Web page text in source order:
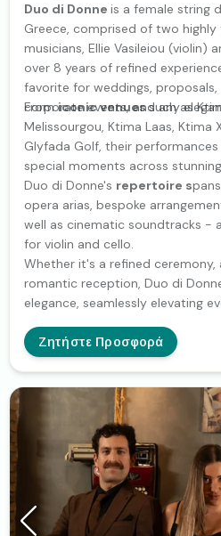
Duo di Donne is a female string
Greece, comprised of two
musicians, Ellie Vasileiou (violin)
over 8 years of refined
favorite for weddings,
corporate events, and any
Fromiconic venuessuch as
Melissourgou, Ktima Laas, Ktima
Glyfada Golf, their
special moments across
Duo di Donne's repertoire s
opera arias, bespoke
well as cinematic soundtracks -
for violin and cello.
Whether it's a refined ceremony,
romantic reception, Duo di
elegance, seamlessly elevating
Ζητήστε Προσφορά